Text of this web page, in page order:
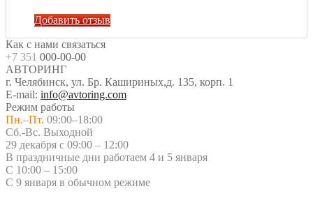
Добавить отзыв
Как с нами связаться
+7 351 000-00-00
АВТОРИНГ
г. Челябинск, ул. Бр. Кашириных,д. 135, корп. 1
E-mail: info@avtoring.com
Режим работы
Пн.–Пт. 09:00–18:00
Сб.-Вс. Выходной
29 декабря с 09:00 – 12:00
В праздничные дни работаем 4 и 5 января
С 10:00 – 15:00
С 9 января в обычном режиме